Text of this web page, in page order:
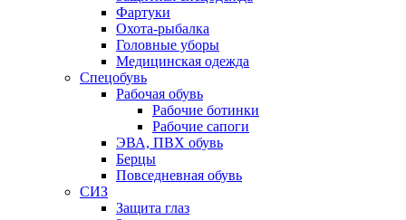
Фартуки
Охота-рыбалка
Головные уборы
Медицинская одежда
Спецобувь
Рабочая обувь
Рабочие ботинки
Рабочие сапоги
ЭВА, ПВХ обувь
Берцы
Повседневная обувь
СИЗ
Защита глаз